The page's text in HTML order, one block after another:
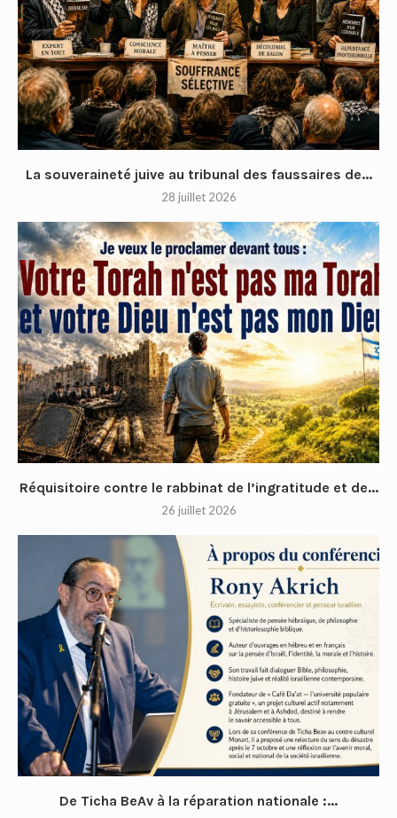
La souveraineté juive au tribunal des faussaires de...
28 juillet 2026
Réquisitoire contre le rabbinat de l’ingratitude et de...
26 juillet 2026
De Ticha BeAv à la réparation nationale :...